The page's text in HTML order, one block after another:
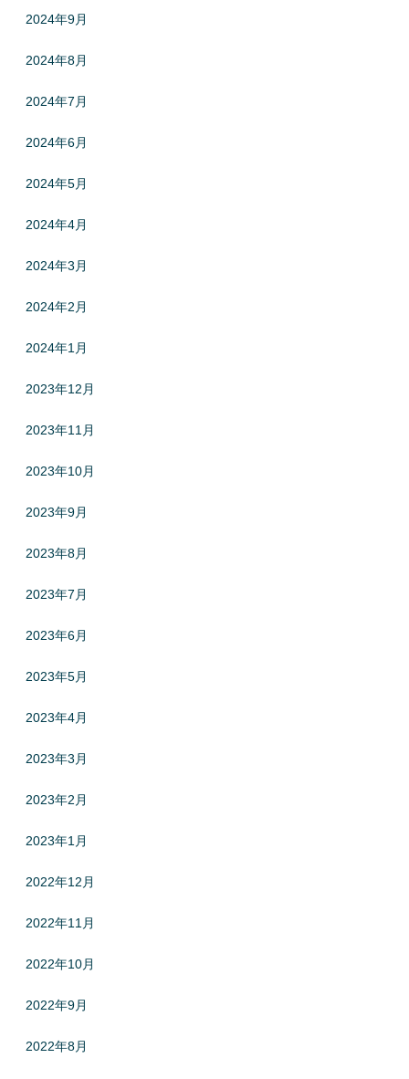
2024年9月
2024年8月
2024年7月
2024年6月
2024年5月
2024年4月
2024年3月
2024年2月
2024年1月
2023年12月
2023年11月
2023年10月
2023年9月
2023年8月
2023年7月
2023年6月
2023年5月
2023年4月
2023年3月
2023年2月
2023年1月
2022年12月
2022年11月
2022年10月
2022年9月
2022年8月